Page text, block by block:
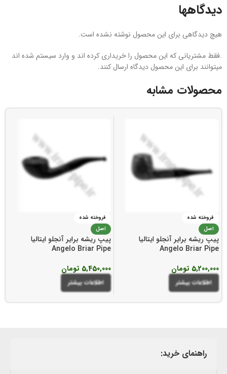
دیدگاهها
هیچ دیدگاهی برای این محصول نوشته نشده است.
.فقط مشتریانی که این محصول را خریداری کرده اند و وارد سیستم شده اند
میتوانند برای این محصول دیدگاه ارسال کنند.
محصولات مشابه
فروخته شده
اصل
پیپ ریشه برایر آنجلو ایتالیا
Angelo Briar Pipe
5,200,000 تومان
اطلاعات بیشتر
فروخته شده
اصل
پیپ ریشه برایر آنجلو ایتالیا
Angelo Briar Pipe
5,450,000 تومان
اطلاعات بیشتر
راهنمای خرید: